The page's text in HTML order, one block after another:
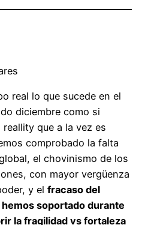
real lo que sucede en el
diciembre como si
que a la vez es
comprobado la falta
el chovinismo de los
con mayor vergüenza
y el fracaso del
soportado durante
la fragilidad vs fortaleza